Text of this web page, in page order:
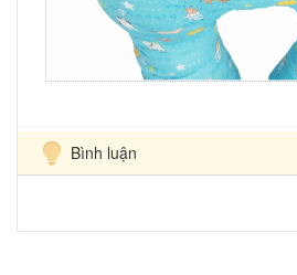
Bình luận